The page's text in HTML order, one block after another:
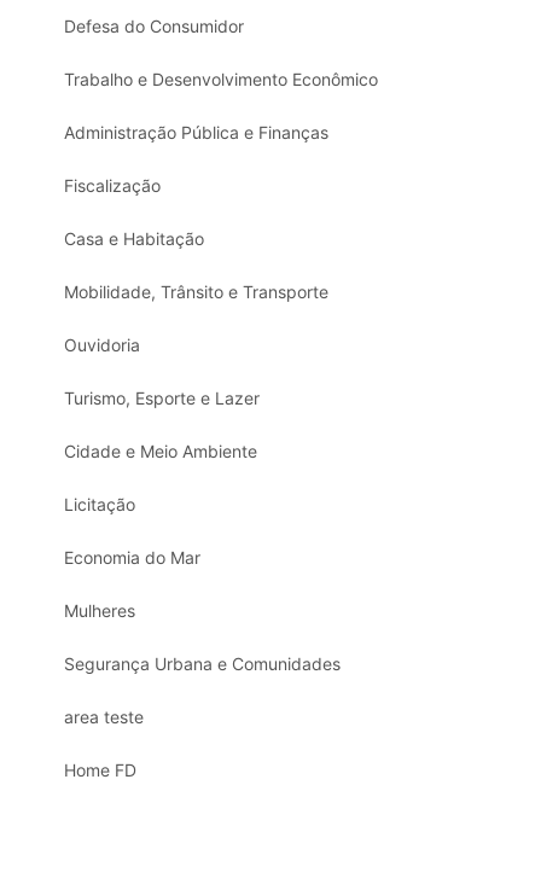
Defesa do Consumidor
Trabalho e Desenvolvimento Econômico
Administração Pública e Finanças
Fiscalização
Casa e Habitação
Mobilidade, Trânsito e Transporte
Ouvidoria
Turismo, Esporte e Lazer
Cidade e Meio Ambiente
Licitação
Economia do Mar
Mulheres
Segurança Urbana e Comunidades
area teste
Home FD